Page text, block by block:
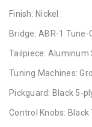
Finish: Nickel
Bridge: ABR-1 Tune-
Tailpiece: Aluminum
Tuning Machines:
Pickguard: Black 5-
Control Knobs: